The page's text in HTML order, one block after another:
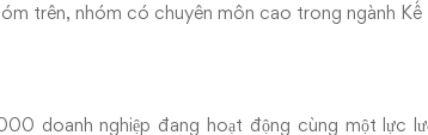
trên, nhóm có chuyên môn cao trong ngành Kế
doanh nghiệp đang hoạt động cùng một lực